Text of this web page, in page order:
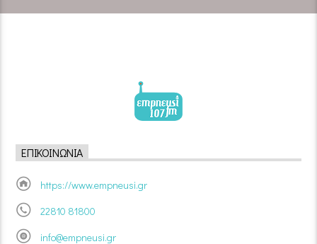
ΕΠΙΚΟΙΝΩΝΊΑ
https://www.empneusi.gr
22810 81800
info@empneusi.gr